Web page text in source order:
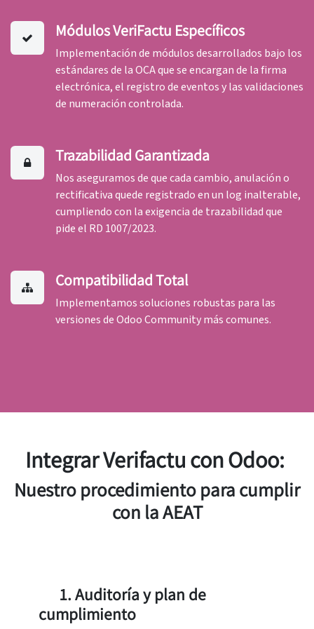
Módulos VeriFactu Específicos
Implementación de módulos desarrollados bajo los
estándares de la OCA que se encargan de la firma
electrónica, el registro de eventos y las validaciones
de numeración controlada.
Trazabilidad Garantizada
Nos aseguramos de que cada cambio, anulación o
rectificativa quede registrado en un log inalterable,
cumpliendo con la exigencia de trazabilidad que
pide el RD 1007/2023.
Compatibilidad Total
Implementamos soluciones robustas para las
versiones de Odoo Community más comunes.
Integrar Verifactu con Odoo:
Nuestro procedimiento para cumplir
con la AEAT
1. Auditoría y plan de
cumplimiento